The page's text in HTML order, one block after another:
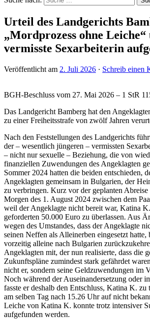
Urteil des Landgerichts
„Mordprozess ohne Leiche“
vermisste Sexarbeiterin
Veröffentlicht am 2. Juli 2026 · Schreib einen
BGH-Beschluss vom 27. Mai 2026 – 1 StR
Das Landgericht Bamberg hat den
zu einer Freiheitsstrafe von zwölf Jahren
Nach den Feststellungen des Landgerichts
der – wesentlich jüngeren – vermissten
– nicht nur sexuelle – Beziehung, die von
finanziellen Zuwendungen des Angeklagten
Sommer 2024 hatten die beiden entschieden,
Angeklagten gemeinsam in Bulgarien, der
zu verbringen. Kurz vor der geplanten Abreise
Morgen des 1. August 2024 zwischen dem
weil der Angeklagte nicht bereit war, Katina
geforderten 50.000 Euro zu überlassen. Aus
wegen des Umstandes, dass der Angeklagte
seinen Neffen als Alleinerben eingesetzt hatte,
vorzeitig alleine nach Bulgarien
Angeklagten mit, der nun realisierte, dass die
Zukunftspläne zumindest stark gefährdet
nicht er, sondern seine Geldzuwendungen im
Noch während der Auseinandersetzung oder
fasste er deshalb den Entschluss, Katina K. zu
am selben Tag nach 15.26 Uhr auf nicht
Leiche von Katina K. konnte trotz intensiver
aufgefunden werden.